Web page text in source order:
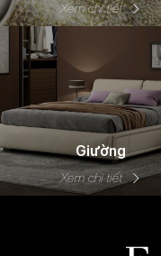
Xem chi tiết
Giường
Xem chi tiết